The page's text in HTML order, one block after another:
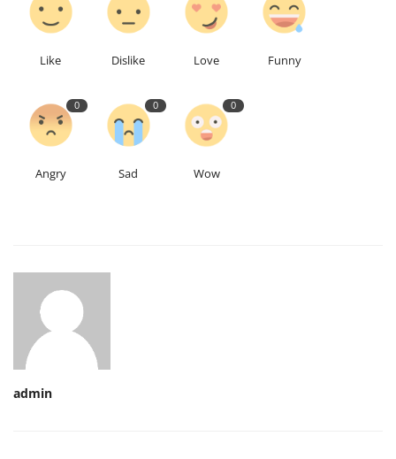
Like Dislike Love Funny
0
Angry
0
Sad
0
Wow
admin